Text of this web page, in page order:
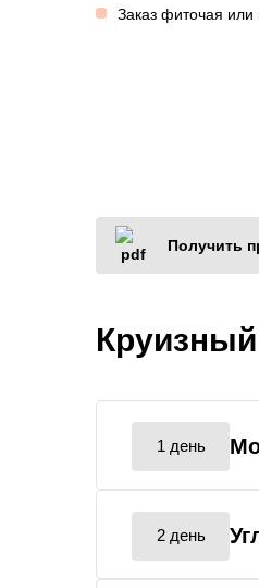
Заказ фиточая или
Получить
1 день
2 день